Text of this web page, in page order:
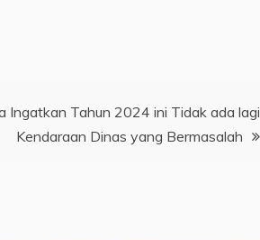
Ingatkan Tahun 2024 ini Tidak ada lagi
Kendaraan Dinas yang Bermasalah